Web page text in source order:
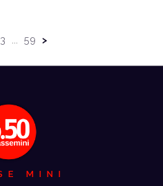
3 ... 59 >
MINI